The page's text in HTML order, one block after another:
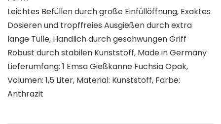
Leichtes Befüllen durch große Einfüllöffnung, Exaktes
Dosieren und tropffreies Ausgießen durch extra
lange Tülle, Handlich durch geschwungen Griff
Robust durch stabilen Kunststoff, Made in Germany
Lieferumfang: 1 Emsa Gießkanne Fuchsia Opak,
Volumen: 1,5 Liter, Material: Kunststoff, Farbe:
Anthrazit